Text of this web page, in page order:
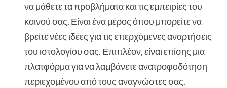
να μάθετε τα προβλήματα και τις εμπειρίες του
κοινού σας. Είναι ένα μέρος όπου μπορείτε να
βρείτε νέες ιδέες για τις επερχόμενες αναρτήσεις
του ιστολογίου σας. Επιπλέον, είναι επίσης μια
πλατφόρμα για να λαμβάνετε ανατροφοδότηση
περιεχομένου από τους αναγνώστες σας.